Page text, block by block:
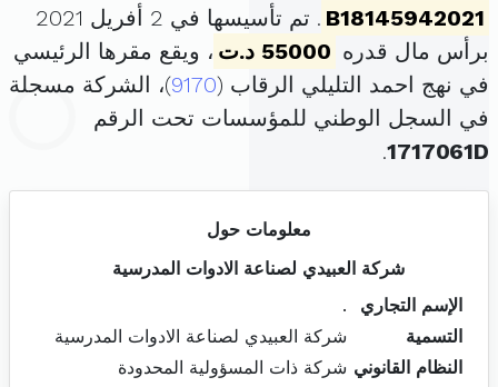
B18145942021
. تم تأسيسها في 2 أفريل 2021
برأس مال قدره 55000 د.ت
، ويقع مقرها الرئيسي
في نهج احمد التليلي الرقاب (9170)، الشركة مسجلة
في السجل الوطني للمؤسسات تحت الرقم
1717061D
.
معلومات حول
شركة العبيدي لصناعة الادوات المدرسية
الإسم التجاري
.
التسمية
شركة العبيدي لصناعة الادوات المدرسية
النظام القانوني شركة ذات المسؤولية المحدودة